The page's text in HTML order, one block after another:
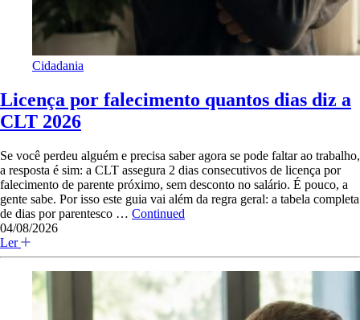
Cidadania
Licença por falecimento quantos dias diz a
CLT 2026
Se você perdeu alguém e precisa saber agora se pode faltar ao trabalho,
a resposta é sim: a CLT assegura 2 dias consecutivos de licença por
falecimento de parente próximo, sem desconto no salário. É pouco, a
gente sabe. Por isso este guia vai além da regra geral: a tabela completa
de dias por parentesco … Continued
04/08/2026
Ler